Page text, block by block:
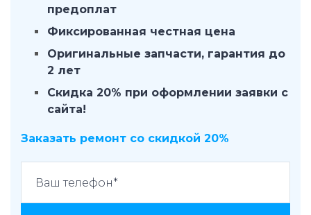
предоплат
Фиксированная честная цена
Оригинальные запчасти, гарантия до
2 лет
Скидка 20% при оформлении заявки с
сайта!
Заказать ремонт со скидкой 20%